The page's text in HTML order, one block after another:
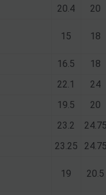
20.4 20
15 18
16.5 18
22.1 24
19.5 20
23.2 24.75
23.25 24.75
19 20.5